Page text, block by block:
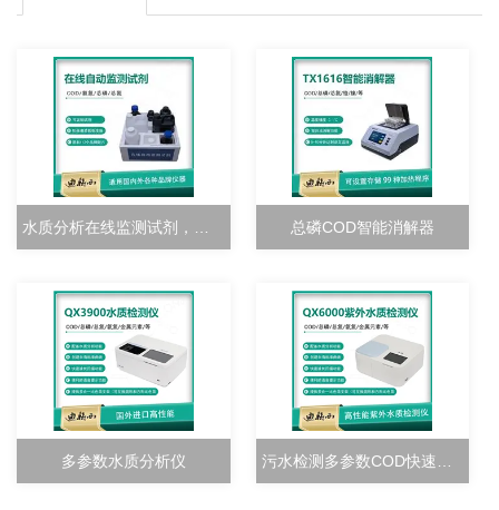
总磷COD智能消解器
多参数水质分析仪